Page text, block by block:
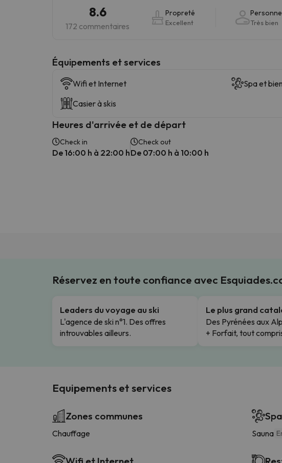
8.6
172 commentaires
Propreté
Excellent Très bien
​Équipements et services
Wifi et Internet
Spa et
Casier à skis
Heures d'arrivée et de départ
Check in
De 16:00 h à 22:00 h
Check out
De 07:00 h à 10:00 h
Réservez en toute confiance avec
Leaders du voyage au ski
L'agence de ski n°1. Des offres
introuvables ailleurs.
Le plus grand
Des Pyrénées aux
+ Forfait, tout
Equipements et services
Zones communes
Chauffage Sauna